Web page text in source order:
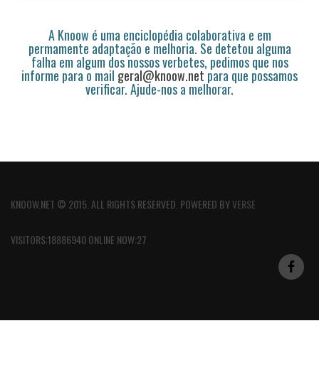
A Knoow é uma enciclopédia colaborativa e em
permamente adaptação e melhoria. Se detetou alguma
falha em algum dos nossos verbetes, pedimos que nos
informe para o mail geral@knoow.netpara que possamos
verificar. Ajude-nos a melhorar.
KNOOW.NET © 2015. ALL RIGHTS RESERVED. POWERED BYVERSE
VISITORS:18886940 ONLINE NOW:27